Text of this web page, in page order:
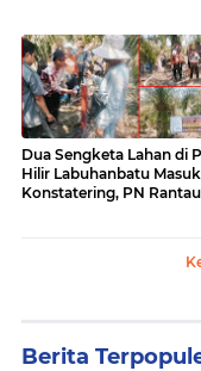
Dua Sengketa Lahan di
Hilir Labuhanbatu
Konstatering, PN
Berita